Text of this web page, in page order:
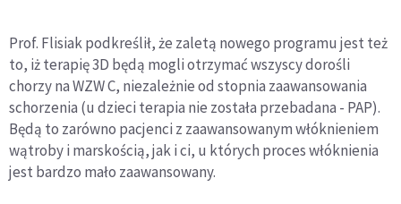
Prof. Flisiak podkreślił, że zaletą nowego programu jest też
to, iż terapię 3D będą mogli otrzymać wszyscy dorośli
chorzy na WZW C, niezależnie od stopnia zaawansowania
schorzenia (u dzieci terapia nie została przebadana - PAP).
Będą to zarówno pacjenci z zaawansowanym włóknieniem
wątroby i marskością, jak i ci, u których proces włóknienia
jest bardzo mało zaawansowany.